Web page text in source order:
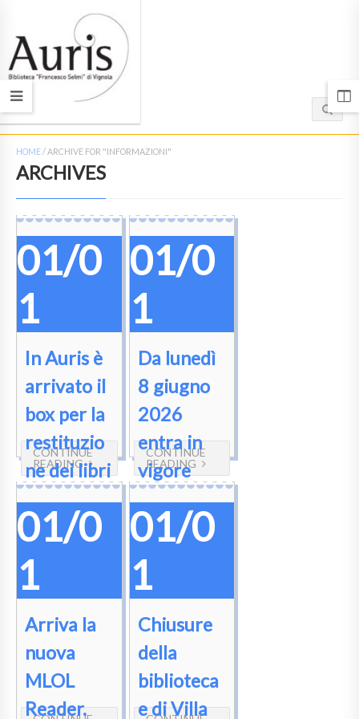
HOME/ARCHIVE FOR "INFORMAZIONI"
ARCHIVES
01/0
1
In Auris è
arrivato il
box per la
restituzio
ne dei libri
CONTINUE
READING
01/0
1
Da lunedì
8 giugno
2026
entra in
vigore
l’orario
estivo
CONTINUE
READING
01/0
1
Arriva la
nuova
MLOL
Reader.
01/0
1
Chiusure
della
biblioteca
e di Villa